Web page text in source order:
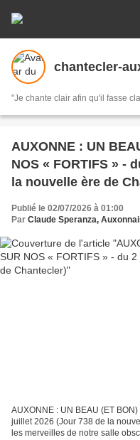
chantecler-
"Je chante clair afin qu'il fasse
AUXONNE : UN
NOS « FORTIFS » -
la nouvelle ère de
Publié le 02/07/2026 à 01:00
Par Claude Speranza,
AUXONNE : UN BEAU (ET
juillet 2026 (Jour 738 de la
les merveilles de notre salle